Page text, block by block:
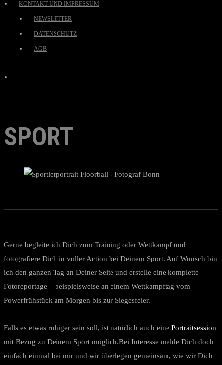
KONTAKT UND IMPRESSUM
NEWSLETTER
DATENSCHUTZ
AGB
SPORT
Gerne begleite ich Dich zum Training oder Wettkampf und
fotografiere Dich in voller Action bei Deinem Sport. Auf Wunsch bin
ich den ganzen Tag an Deiner Seite und erstelle eine komplette
Fotoreportage – beispielsweise an einem Wettkampftag vom
Powerfrühstück am Morgen bis zur Siegesfeier.
Falls es etwas ruhiger sein soll, ist natürlich auch eine Portraitsession
mit Bezug zu Deinem Sport möglich.Bei Interesse melde Dich doch
einfach einmal bei mir und wir überlegen gemeinsam, wie wir Dich